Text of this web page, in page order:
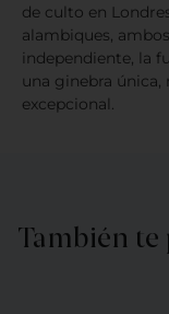
de culto en
alambiques,
independiente, la
una ginebra única,
excepcional.
También te